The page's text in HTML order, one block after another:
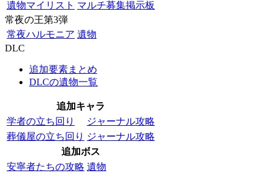
遺物マイリスト マルチ募集掲示板
常夜の王第3弾
常夜ハルモニア 遺物
DLC
追加要素まとめ
DLCの遺物一覧
追加キャラ
学者の立ち回り
ジャーナル攻略
葬儀屋の立ち回り ジャーナル攻略
追加ボス
安寧者たちの攻略 遺物